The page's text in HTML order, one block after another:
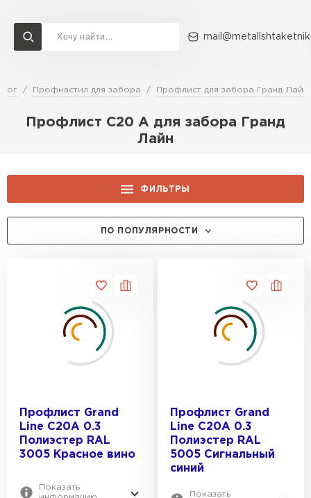
Профнастил для забора Профлист для забора Гранд Лайн
Профлист С20 A для забора Гранд
Лайн
ФИЛЬТРЫ
RAL 1014
RAL 1015
RAL 1018
ТОЛЩИНА, ММ:
0.7
Drap
Drap ST
Drap TwinColor двусторонний
ПО ПОПУЛЯРНОСТИ
Профлист Grand
Line C20A 0.3
Полиэстер RAL
3005 Красное вино
Показать
Профлист Grand
Line C20A 0.3
Полиэстер RAL
5005 Сигнальный
синий
Показать
Доставка и оплата Акции О компании Контакты